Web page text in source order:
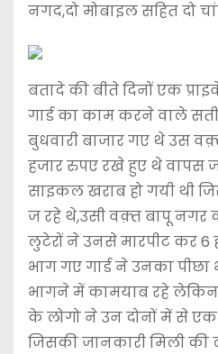
नगद,दो मोबाइल सहित दो
बतादे की बीते दिनों एक
गार्ड का काम करने वाले
बुधवारी बाजार गए थे उस
हजार रुपए रखे हुए थे वापस
साइकल खराब हो गयी थी
ज रहे थे,उसी वक़्त बापू नगर
लुटेरों ने उनसे मारपीट कर
भाग गए गार्ड ने उनका
भागने में कामयाब रहे
के लोगो ने उन दोनों में से
जिसकी जानकारी मिली की